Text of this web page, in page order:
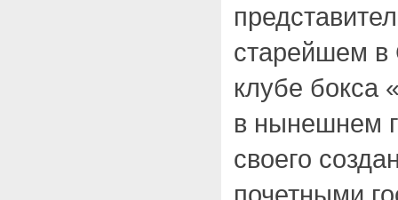
старейшем в
клубе бокса
в нынешнем
своего